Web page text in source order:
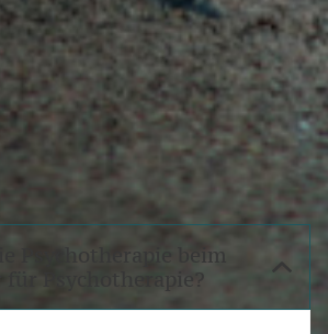
Psychotherapie beim
für Psychotherapie?